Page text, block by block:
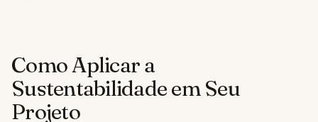
Como Aplicar a
Sustentabilidade em Seu
Projeto